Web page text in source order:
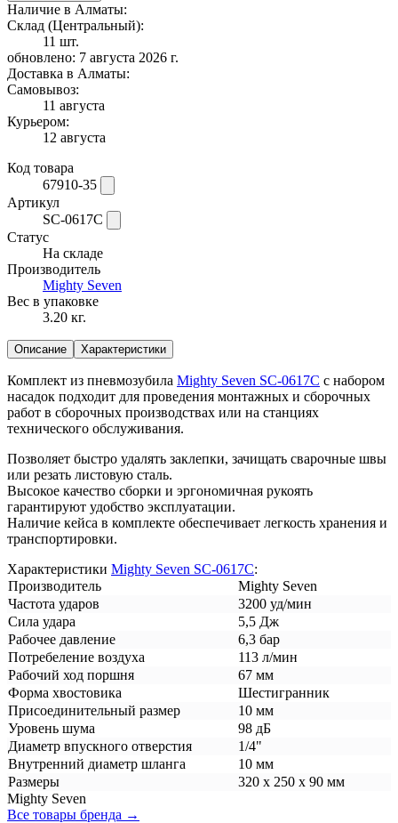
Наличие в Алматы:
Склад (Центральный):
11 шт.
обновлено: 7 августа 2026 г.
Доставка в Алматы:
Самовывоз:
11 августа
Курьером:
12 августа
Код товара
67910-35
Артикул
SC-0617C
Статус
На складе
Производитель
Mighty Seven
Вес в упаковке
3.20 кг.
Описание Характеристики
Комплект из пневмозубила Mighty Seven SC-0617C с набором
насадок подходит для проведения монтажных и сборочных
работ в сборочных производствах или на станциях
технического обслуживания.
Позволяет быстро удалять заклепки, зачищать сварочные швы
или резать листовую сталь.
Высокое качество сборки и эргономичная рукоять
гарантируют удобство эксплуатации.
Наличие кейса в комплекте обеспечивает легкость хранения и
транспортировки.
Характеристики Mighty Seven SC-0617C:
Производитель
Mighty Seven
Частота ударов
3200 уд/мин
Сила удара
5,5 Дж
Рабочее давление
6,3 бар
Потребеление воздуха
113 л/мин
Рабочий ход поршня
67 мм
Форма хвостовика
Шестигранник
Присоединительный размер
10 мм
Уровень шума
98 дБ
Диаметр впускного отверстия
1/4"
Внутренний диаметр шланга
10 мм
Размеры
320 x 250 x 90 мм
Mighty Seven
Все товары бренда →